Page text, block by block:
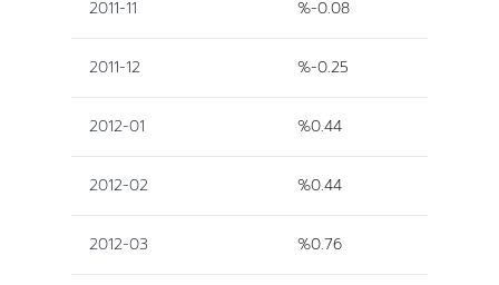
2011-11 %-0.08
2011-12 %-0.25
2012-01 %0.44
2012-02 %0.44
2012-03 %0.76